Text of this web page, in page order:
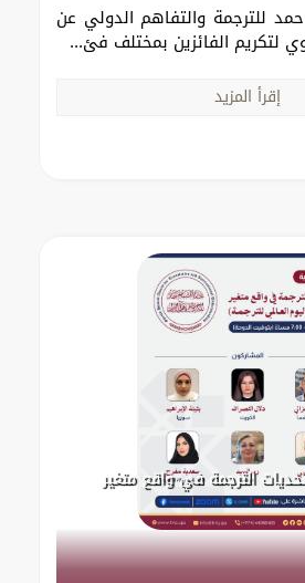
للترجمة والتفاهم الدولي عن
لتكريم الفائزين بمختلف فئ...
إقرأ المزيد
الترجمة في واقع متغير